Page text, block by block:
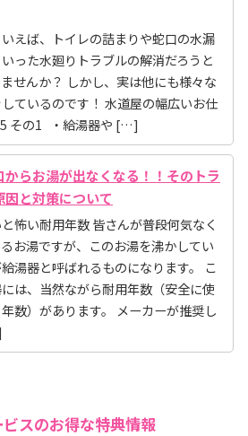
えば、トイレの詰まりや蛇口の水漏
った水廻りトラブルの解消だろうと
せんか？ しかし、実は他にも様々な
ているのです！ 水道屋の幅広いお仕
その1 ・給湯器や […]
からお湯が出なくなる！！そのトラ
因と対策について
怖い耐用年数 皆さんが普段何気なく
お湯ですが、このお湯を沸かしてい
湯器と呼ばれるものになります。 こ
は、当然ながら耐用年数（安全に使
数）があります。 メーカーが推奨し
スのお得な特典情報